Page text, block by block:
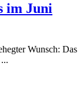
im Juni
Wunsch: Das